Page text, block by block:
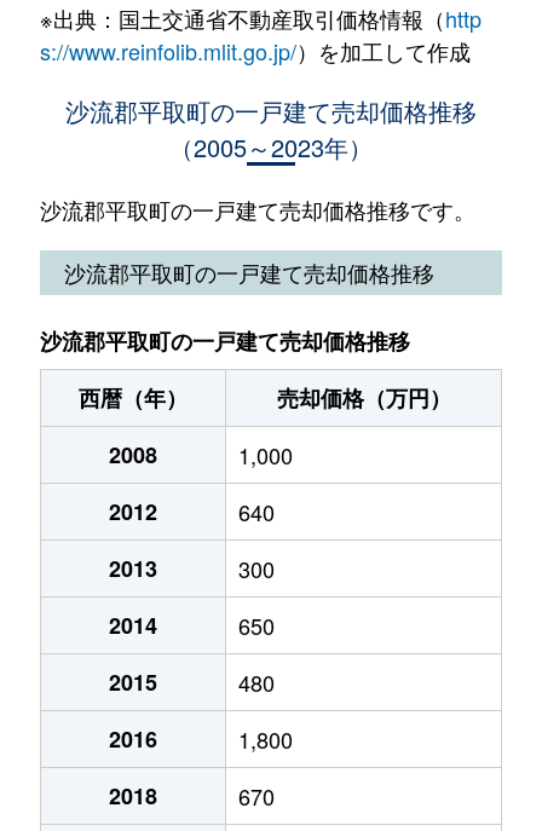
※出典：国土交通省不動産取引価格情報（http
s://www.reinfolib.mlit.go.jp/）を加工して作成
沙流郡平取町の一戸建て売却価格推移
（2005～2023年）
沙流郡平取町の一戸建て売却価格推移です。
沙流郡平取町の一戸建て売却価格推移
沙流郡平取町の一戸建て売却価格推移
西暦（年）
売却価格（万円）
2008
1,000
2012
640
2013
300
2014
650
2015
480
2016
1,800
2018
670